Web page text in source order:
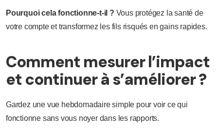
Pourquoi cela fonctionne-t-il ? Vous protégez la santé de
votre compte et transformez les fils risqués en gains rapides.
Comment mesurer l’impact
et continuer à s’améliorer ?
Gardez une vue hebdomadaire simple pour voir ce qui
fonctionne sans vous noyer dans les rapports.